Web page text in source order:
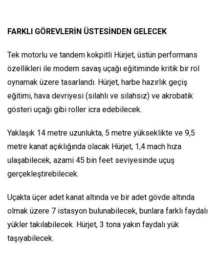
FARKLI GÖREVLERİN ÜSTESİNDEN GELECEK
Tek motorlu ve tandem kokpitli Hürjet, üstün performans
özellikleri ile modern savaş uçağı eğitiminde kritik bir rol
oynamak üzere tasarlandı. Hürjet, harbe hazırlık geçiş
eğitimi, hava devriyesi (silahlı ve silahsız) ve akrobatik
gösteri uçağı gibi roller icra edebilecek.
Yaklaşık 14 metre uzunlukta, 5 metre yükseklikte ve 9,5
metre kanat açıklığında olacak Hürjet, 1,4 mach hıza
ulaşabilecek, azami 45 bin feet seviyesinde uçuş
gerçekleştirebilecek.
Uçakta üçer adet kanat altında ve bir adet gövde altında
olmak üzere 7 istasyon bulunabilecek, bunlara farklı faydalı
yükler takılabilecek. Hürjet, 3 tona yakın faydalı yük
taşıyabilecek.